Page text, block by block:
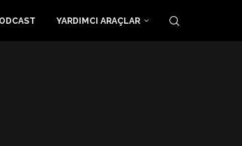
YARDIMCI ARAÇLAR